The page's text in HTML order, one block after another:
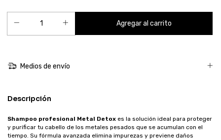
Medios de envío
Descripción
Shampoo profesional Metal Detox es la solución ideal para proteger
y purificar tu cabello de los metales pesados que se acumulan con el
tiempo. Su fórmula avanzada elimina impurezas y previene daños